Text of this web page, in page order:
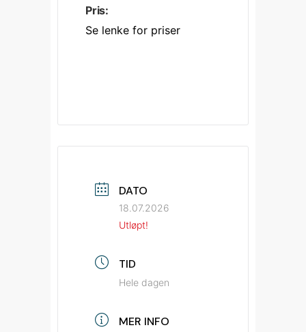
Pris:
Se lenke for priser
DATO
18.07.2026
Utløpt!
TID
Hele dagen
MER INFO